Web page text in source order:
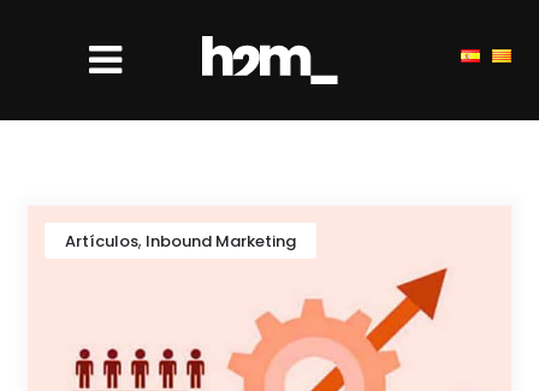
Artículos, Inbound Marketing